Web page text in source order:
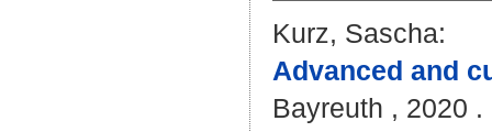
Kurz, Sascha:
Advanced and
Bayreuth , 2020 .